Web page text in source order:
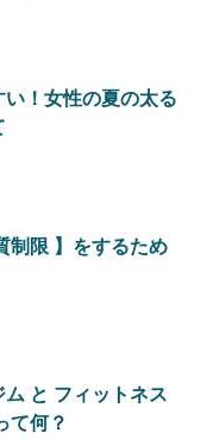
！女性の夏の太る
制限 】をするため
と フィットネス
て何？